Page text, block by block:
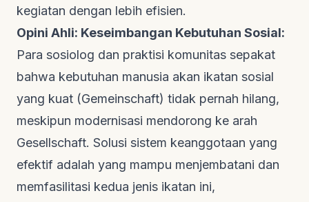
kegiatan dengan lebih efisien.
Opini Ahli: Keseimbangan Kebutuhan Sosial:
Para sosiolog dan praktisi komunitas sepakat
bahwa kebutuhan manusia akan ikatan sosial
yang kuat (Gemeinschaft) tidak pernah hilang,
meskipun modernisasi mendorong ke arah
Gesellschaft. Solusi sistem keanggotaan yang
efektif adalah yang mampu menjembatani dan
memfasilitasi kedua jenis ikatan ini,